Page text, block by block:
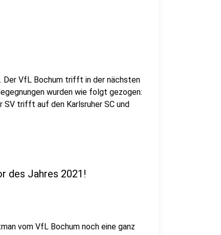
Der VfL Bochum trifft in der nächsten
wurden wie folgt gezogen:
SV trifft auf den Karlsruher SC und
des Jahres 2021!
vom VfL Bochum noch eine ganz